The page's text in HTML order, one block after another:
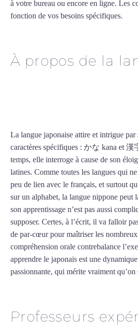
à votre bureau ou encore en ligne. Les
fonction de vos besoins spécifiques.
À propos de la
La langue japonaise attire et intrigue par
caractères spécifiques : かな kana et 漢
temps, elle interroge à cause de son
latines. Comme toutes les langues qui
peu de lien avec le français, et surtout
sur un alphabet, la langue nippone peut
son apprentissage n’est pas aussi
supposer. Certes, à l’écrit, il va falloir
de par-cœur pour maîtriser les
compréhension orale contrebalance
apprendre le japonais est une
passionnante, qui mérite vraiment qu’on
Professeurs